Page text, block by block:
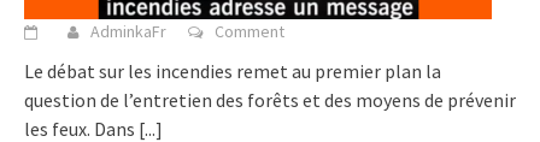
AdminkaFr Comment
Le débat sur les incendies remet au premier plan la
question de l’entretien des forêts et des moyens de prévenir
les feux. Dans [...]